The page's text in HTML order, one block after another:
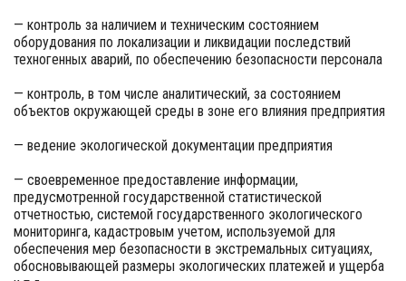
— контроль за наличием и техническим состоянием
оборудования по локализации и ликвидации последствий
техногенных аварий, по обеспечению безопасности персонала
— контроль, в том числе аналитический, за состоянием
объектов окружающей среды в зоне его влияния предприятия
— ведение экологической документации предприятия
— своевременное предоставление информации,
предусмотренной государственной статистической
отчетностью, системой государственного экологического
мониторинга, кадастровым учетом, используемой для
обеспечения мер безопасности в экстремальных ситуациях,
обосновывающей размеры экологических платежей и ущерба